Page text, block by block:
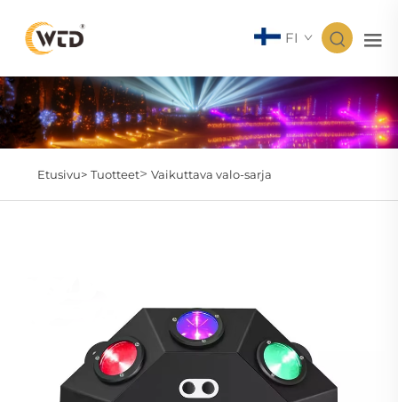
FI
Etusivu> Tuotteet> Vaikuttava valo-sarja